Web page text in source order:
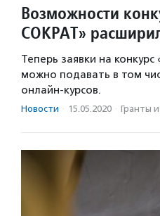
Возможности
СОКРАТ»
Теперь заявки на
можно подавать в том
онлайн-курсов.
Новости · 15.05.2020 · Гранты